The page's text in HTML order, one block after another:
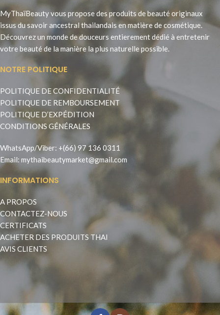
MyThaïBeauty vous propose des produits de beauté originaux
issus du savoir ancestral thailandais en matière de cosmétique.
Découvrez un monde de douceurs entierement dédié à entretenir
votre beauté de la manière la plus naturelle possible.
NOTRE POLITIQUE
POLITIQUE DE CONFIDENTIALITÉ
POLITIQUE DE REMBOURSEMENT
POLITIQUE D’EXPÉDITION
CONDITIONS GÉNÉRALES
WhatsApp/Viber: +(66) 97 136 0311
Email: mythaibeautymarket@gmail.com
INFORMATIONS
A PROPOS
CONTACTEZ-NOUS
CERTIFICATS
ACHETER DES PRODUITS THAI
AVIS CLIENTS